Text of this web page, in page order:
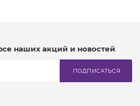
наших акций и новостей
ПОДПИСАТЬСЯ